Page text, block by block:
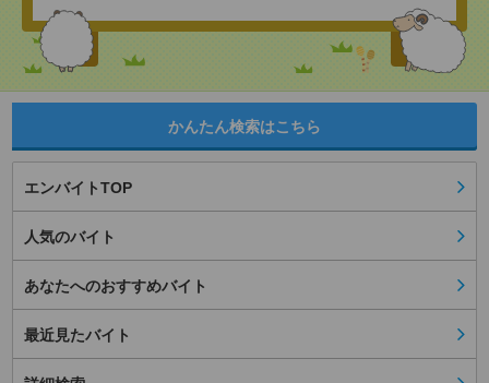
かんたん検索はこちら
エンバイトTOP
人気のバイト
あなたへのおすすめバイト
最近見たバイト